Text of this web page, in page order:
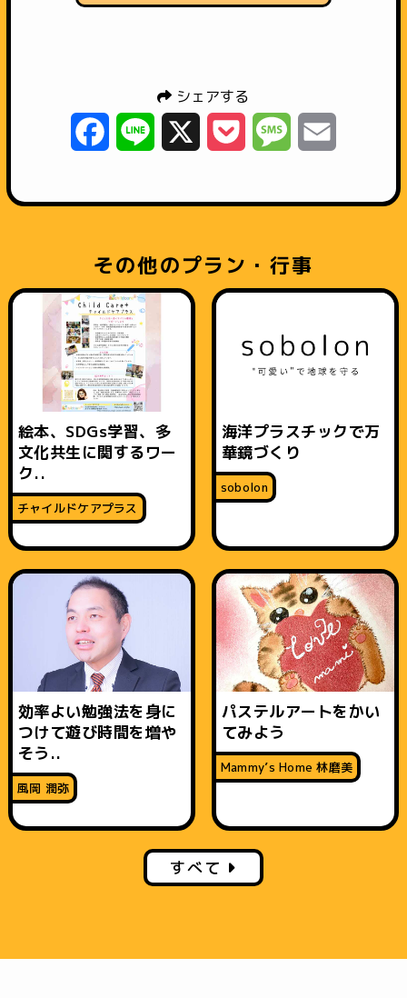
シェアする
Facebook
Line Pocket Message
その他のプラン・行事
絵本、SDGs学習、多
文化共生に関するワー
ク..
チャイルドケアプラス
海洋プラスチックで万
華鏡づくり
sobolon
効率よい勉強法を身に
つけて遊び時間を増や
そう..
風岡 潤弥
パステルアートをかい
てみよう
Mammy’s Home 林磨美
すべて